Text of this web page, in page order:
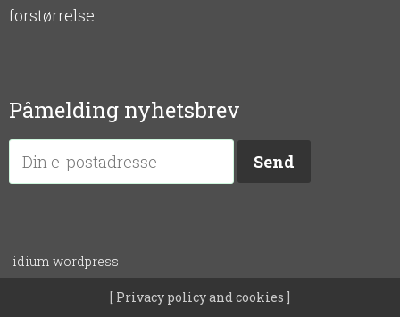
forstørrelse.
Påmelding nyhetsbrev
idium wordpress
Privacy policy and cookies